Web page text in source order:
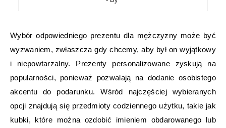
Wybór odpowiedniego prezentu dla mężczyzny może być
wyzwaniem, zwłaszcza gdy chcemy, aby był on wyjątkowy
i niepowtarzalny. Prezenty personalizowane zyskują na
popularności, ponieważ pozwalają na dodanie osobistego
akcentu do podarunku. Wśród najczęściej wybieranych
opcji znajdują się przedmioty codziennego użytku, takie jak
kubki, które można ozdobić imieniem obdarowanego lub